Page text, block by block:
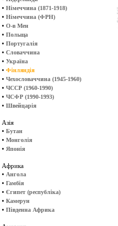
• Німеччина (1871-1918)
• Німеччина (ФРН)
• О-в Мен
• Польща
• Португалія
• Словаччина
• Україна
• Фінляндія
• Чехословаччина (1945-1960)
• ЧССР (1960-1990)
• ЧСФР (1990-1993)
• Швейцарія
Азія
• Бутан
• Монголія
• Японія
Африка
• Ангола
• Гамбія
• Єгипет (республіка)
• Камерун
• Південна Африка